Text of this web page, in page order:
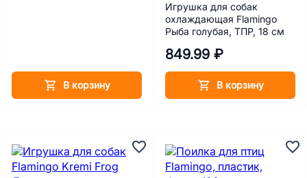
В корзину
Игрушка для собак
охлаждающая Flamingo
Рыба голубая, ТПР, 18 см
849.99 ₽
В корзину